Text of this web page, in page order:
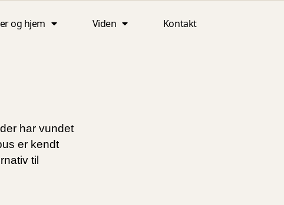
og hjem Viden Kontakt
har vundet
er kendt
til